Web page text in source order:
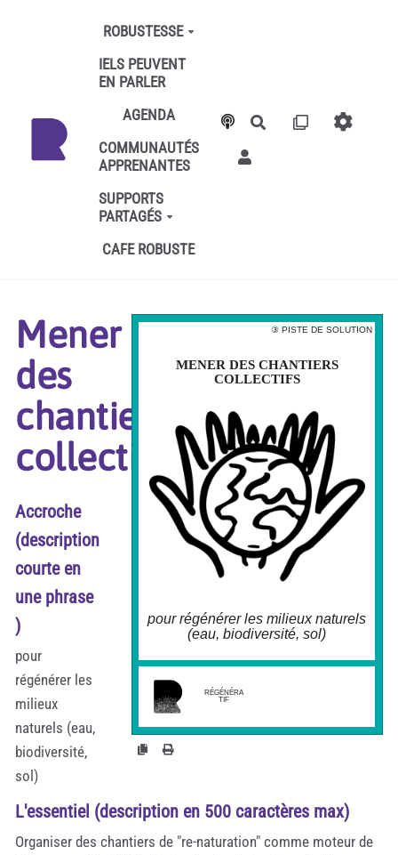
Aller au contenu principal
ROBUSTESSE
IELS PEUVENT
EN PARLER
AGENDA
COMMUNAUTÉS
APPRENANTES
SUPPORTS
PARTAGÉS
CAFE ROBUSTE
Rechercher
③ PISTE DE SOLUTION
MENER DES CHANTIERS
COLLECTIFS
pour régénérer les milieux naturels
(eau, biodiversité, sol)
RÉGÉNÉRA
TIF
MENER DES CHANTIERS
COLLECTIFS
Organiser des chantiers de "re-naturation"
comme moteur de faire-ensemble à l'échelle
locale. Participer à rendre la sinuosité d'un
cours d'eau, à planter des espèces
dépolluantes ou phytoépuratives, restaurer un
réseau de haies, etc. Ces chantiers, bien
accompagnés par des experts de la
renaturation et facilités par les autorités
locales, peuvent permettre à des
communautés locales (habitants, entreprises
locales)de "ré-habiter" leur territoire en
donnant un sens à leur action, dirigé par la
boussole de la santé commune.
MenerDesChantiersCollectifs
Mener
des
chantiers
collectifs
Accroche
(description
courte en
une phrase
)
pour
régénérer les
milieux
naturels (eau,
biodiversité,
sol)
L'essentiel (description en 500 caractères max)
Organiser des chantiers de "re-naturation" comme moteur de